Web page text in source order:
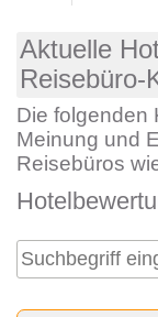
Aktuelle
Reisebüro-
Die folgenden
Meinung und
Reisebüros